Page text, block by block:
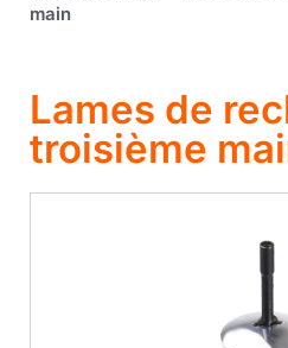
main
Lames de
troisième